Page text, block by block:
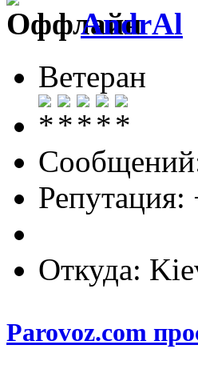
AndrAl
Ветеран
Репутация:
Откуда:
Parovoz.com